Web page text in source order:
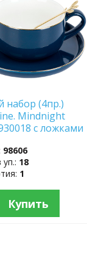
набор (4пр.)
Mindnight
с ложками
98606
18
1
Купить